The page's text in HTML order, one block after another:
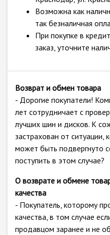
Возможна как
так безналичная
При покупке в
заказ, уточните
Возврат и обмен товара
- Дорогие покупатели!
лет сотрудничает с
лучших шин и дисков. К
застрахован от ситуации,
может быть подвергнуто
поступить в этом случае?
О возврате и обмене
качества
- Покупатель, которому
качества, в том случае
продавцом заранее и не